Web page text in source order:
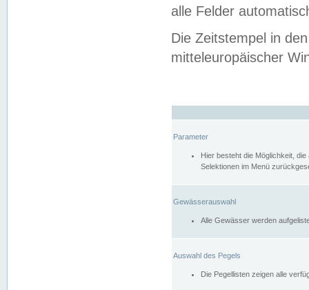
alle Felder
Die Zeitstempel in
mitteleuropäischer
Parameter
Hier besteht die Möglichkeit,
Selektionen im Menü
Gewässerauswahl
Alle Gewässer werden
Auswahl des Pegels
Die Pegellisten zeigen alle